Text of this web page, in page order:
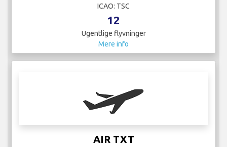
ICAO: TSC
12
Ugentlige flyvninger
Mere info
AIR TXT